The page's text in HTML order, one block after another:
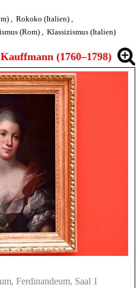
, Rokoko (Italien) ,
(Rom), Klassizismus (Italien)
(1760–1798)
Ferdinandeum, Saal 1